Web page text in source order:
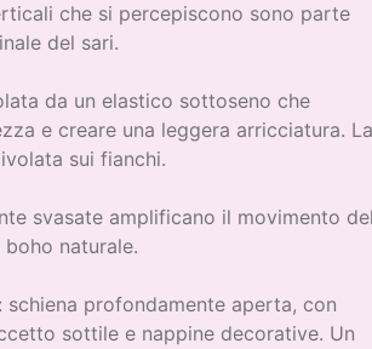
che si percepiscono sono parte
del sari.
da un elastico sottoseno che
e creare una leggera arricciatura. La
sui fianchi.
svasate amplificano il movimento del
boho naturale.
profondamente aperta, con
sottile e nappine decorative. Un